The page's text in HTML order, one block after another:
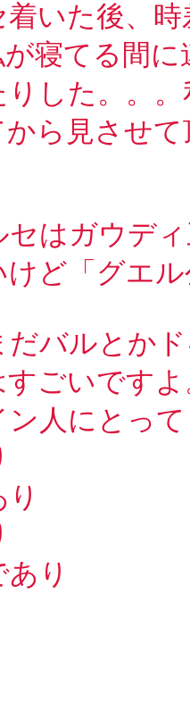
着いた後、
寝てる間
りした。。
から見させ
セはガウデ
ど「グエ
だバルとか
ごいです
人にとって
り